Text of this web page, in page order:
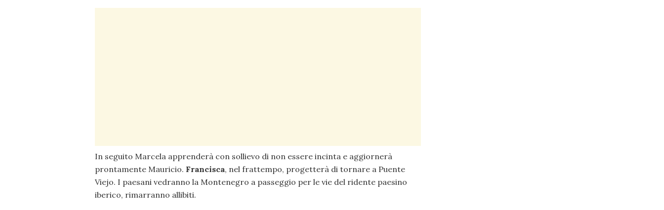
In seguito Marcela apprenderà con sollievo di non essere incinta e aggiornerà
prontamente Mauricio. Francisca, nel frattempo, progetterà di tornare a Puente
Viejo. I paesani vedranno la Montenegro a passeggio per le vie del ridente paesino
iberico, rimarranno allibiti.